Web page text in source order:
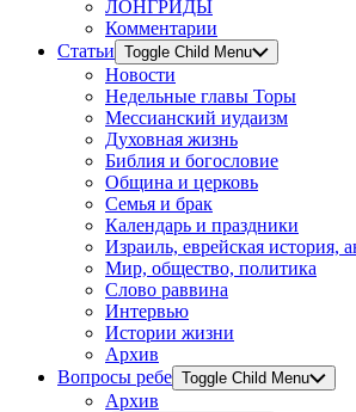
ЛОНГРИДЫ
Комментарии
Статьи Toggle Child Menu
Новости
Недельные главы Торы
Мессианский иудаизм
Духовная жизнь
Библия и богословие
Община и церковь
Семья и брак
Календарь и праздники
Израиль, еврейская история,
Мир, общество, политика
Слово раввина
Интервью
Истории жизни
Архив
Вопросы ребе Toggle Child Menu
Архив